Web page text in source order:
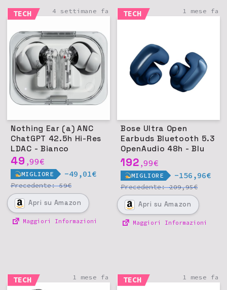
TECH 4 settimane fa
Nothing Ear (a) ANC
ChatGPT 42.5h Hi-Res
LDAC - Bianco
49 ,99€
MIGLIORE -49,01€
Precedente:59€
Apri su Amazon
Maggiori Informazioni
TECH 1 mese fa
Bose Ultra Open
Earbuds Bluetooth 5.3
OpenAudio 48h - Blu
Lunare
192 ,99€
MIGLIORE -156,96€
Precedente:209,95€
Apri su Amazon
Maggiori Informazioni
TECH 1 mese fa TECH 1 mese fa